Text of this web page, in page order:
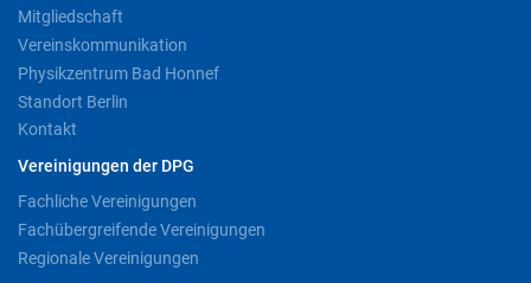
Mitgliedschaft
Vereinskommunikation
Physikzentrum Bad Honnef
Standort Berlin
Kontakt
Vereinigungen der DPG
Fachliche Vereinigungen
Fachübergreifende Vereinigungen
Regionale Vereinigungen